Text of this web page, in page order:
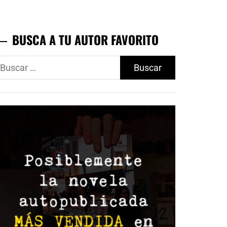
BUSCA A TU AUTOR FAVORITO